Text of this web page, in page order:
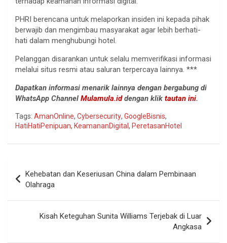
PHRI berencana untuk melaporkan insiden ini kepada pihak
berwajib dan mengimbau masyarakat agar lebih berhati-
hati dalam menghubungi hotel.
Pelanggan disarankan untuk selalu memverifikasi informasi
melalui situs resmi atau saluran terpercaya lainnya. ***
Dapatkan informasi menarik lainnya dengan bergabung di
WhatsApp Channel Mulamula.iddengan klik tautan ini.
Tags: AmanOnline, Cybersecurity, GoogleBisnis,
HatiHatiPenipuan, KeamananDigital, PeretasanHotel
pos
Kehebatan dan Keseriusan China dalam Pembinaan
Olahraga
Kisah Keteguhan Sunita Williams Terjebak di Luar
Angkasa